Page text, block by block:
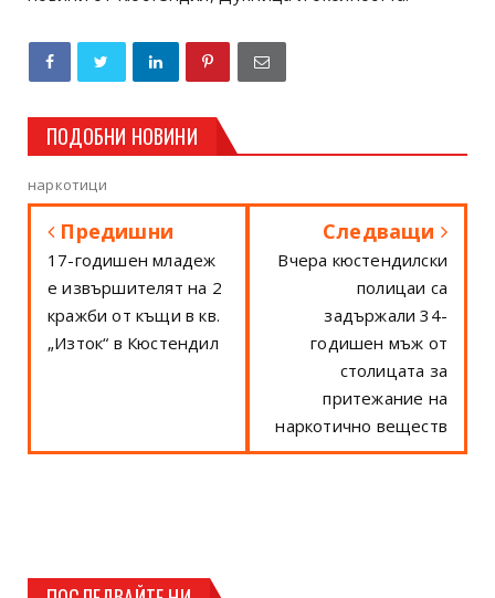
ПОДОБНИ НОВИНИ
наркотици
Предишни
17-годишен младеж
е извършителят на 2
кражби от къщи в кв.
„Изток“ в Кюстендил
Следващи
Вчера кюстендилски
полицаи са
задържали 34-
годишен мъж от
столицата за
притежание на
наркотично веществ